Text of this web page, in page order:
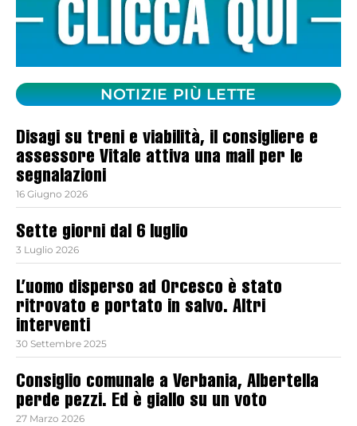
NOTIZIE PIÙ LETTE
Disagi su treni e viabilità, il consigliere e
assessore Vitale attiva una mail per le
segnalazioni
16 Giugno 2026
Sette giorni dal 6 luglio
3 Luglio 2026
L’uomo disperso ad Orcesco è stato
ritrovato e portato in salvo. Altri
interventi
30 Settembre 2025
Consiglio comunale a Verbania, Albertella
perde pezzi. Ed è giallo su un voto
27 Marzo 2026